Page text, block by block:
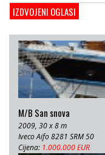
2008, 27 x
Cijena:
IZDVOJENI OGLASI
M/B San snova
2009, 30 x 8 m
Iveco Aifo 8281 SRM 50
Cijena: 1.000.000 EUR